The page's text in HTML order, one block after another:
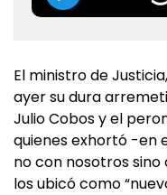
El ministro de
ayer su dura
Julio Cobos y el
quienes exhortó -en
no con nosotros sino
los ubicó como